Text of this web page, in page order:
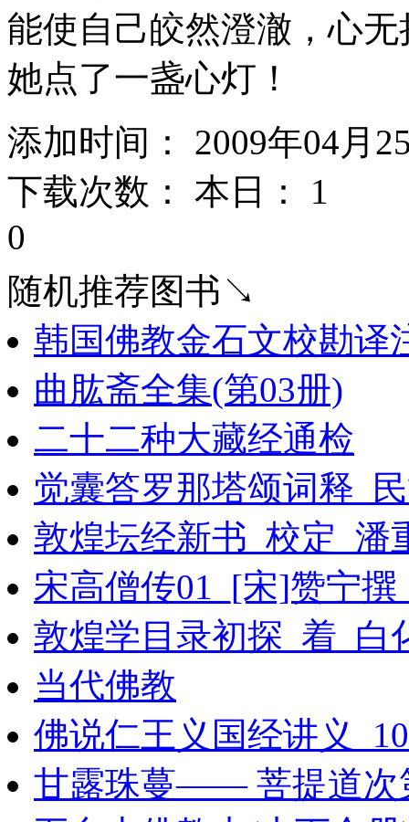
能使自己皎然澄澈，心无
她点了一盏心灯！
添加时间： 2009年04月
下载次数： 本日： 1
0
随机推荐图书↘
韩国佛教金石文校勘译
曲肱斋全集(第03册)
二十二种大藏经通检
觉囊答罗那塔颂词释_
敦煌坛经新书_校定_潘
宋高僧传01_[宋]赞宁
敦煌学目录初探_着_白
当代佛教
佛说仁王义国经讲义
甘露珠蔓—— 菩提道次